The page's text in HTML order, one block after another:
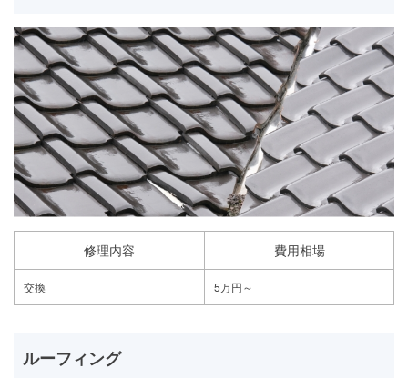
修理内容 費用相場
交換 5万円～
ルーフィング